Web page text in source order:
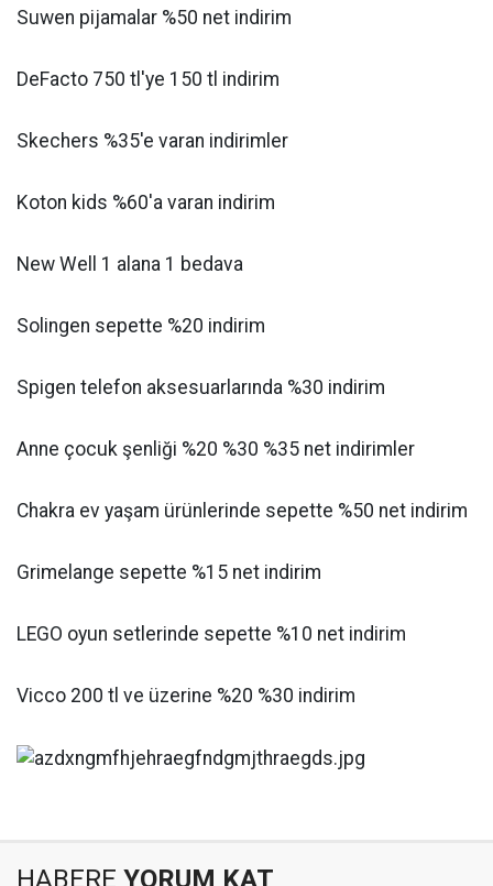
Suwen pijamalar %50 net indirim
DeFacto 750 tl'ye 150 tl indirim
Skechers %35'e varan indirimler
Koton kids %60'a varan indirim
New Well 1 alana 1 bedava
Solingen sepette %20 indirim
Spigen telefon aksesuarlarında %30 indirim
Anne çocuk şenliği %20 %30 %35 net indirimler
Chakra ev yaşam ürünlerinde sepette %50 net indirim
Grimelange sepette %15 net indirim
LEGO oyun setlerinde sepette %10 net indirim
Vicco 200 tl ve üzerine %20 %30 indirim
HABERE YORUM KAT